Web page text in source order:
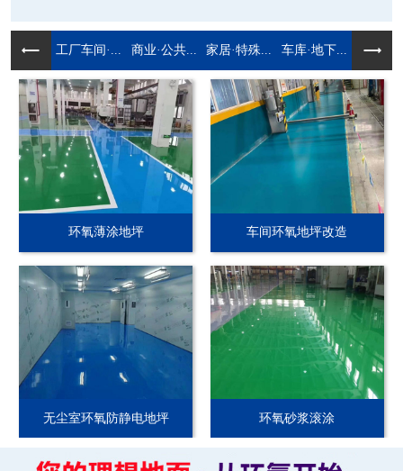
工厂车间·... 商业·公共... 家居·特殊... 车库·地下...
环氧薄涂地坪 车间环氧地坪改造
无尘室环氧防静电地坪 环氧砂浆滚涂